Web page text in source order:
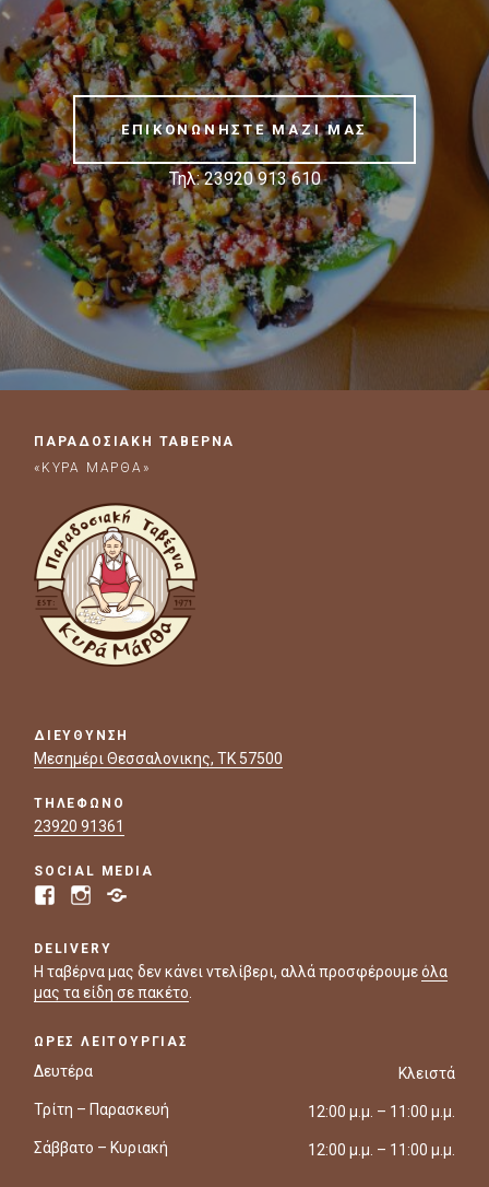
ΕΠΙΚΟΝΩΝΗΣΤΕ ΜΑΖΙ ΜΑΣ
Τηλ: 23920 913 610
ΠΑΡΑΔΟΣΙΑΚΗ ΤΑΒΕΡΝΑ
«ΚΥΡΑ ΜΑΡΘΑ»
ΔΙΕΥΘΥΝΣΗ
Μεσημέρι Θεσσαλονικης, ΤΚ 57500
ΤΗΛΈΦΩΝΟ
23920 91361
SOCIAL MEDIA
DELIVERY
Η ταβέρνα μας δεν κάνει ντελίβερι, αλλά προσφέρουμεόλα
μας τα είδη σε πακέτο.
ΩΡΕΣ ΛΕΙΤΟΥΡΓΙΑΣ
Δευτέρα Κλειστά
Τρίτη – Παρασκευή 12:00 μ.μ. – 11:00 μ.μ.
Σάββατο – Κυριακή 12:00 μ.μ. – 11:00 μ.μ.